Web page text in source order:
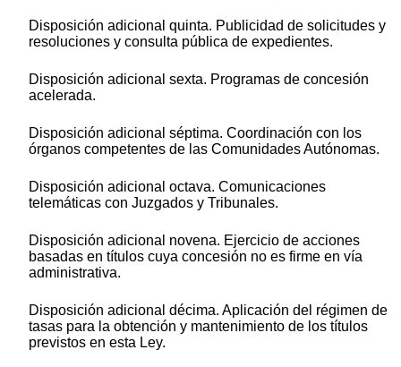
Disposición adicional quinta. Publicidad de solicitudes y
resoluciones y consulta pública de expedientes.
Disposición adicional sexta. Programas de concesión
acelerada.
Disposición adicional séptima. Coordinación con los
órganos competentes de las Comunidades Autónomas.
Disposición adicional octava. Comunicaciones
telemáticas con Juzgados y Tribunales.
Disposición adicional novena. Ejercicio de acciones
basadas en títulos cuya concesión no es firme en vía
administrativa.
Disposición adicional décima. Aplicación del régimen de
tasas para la obtención y mantenimiento de los títulos
previstos en esta Ley.